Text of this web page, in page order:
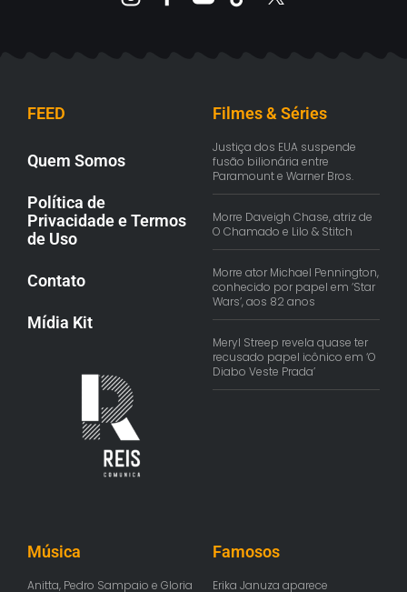
FEED
Quem Somos
Política de
Privacidade e Termos
de Uso
Contato
Mídia Kit
Filmes & Séries
Justiça dos EUA suspende
fusão bilionária entre
Paramount e Warner Bros.
Morre Daveigh Chase, atriz de
O Chamado e Lilo & Stitch
Morre ator Michael Pennington,
conhecido por papel em ‘Star
Wars’, aos 82 anos
Meryl Streep revela quase ter
recusado papel icônico em ‘O
Diabo Veste Prada’
Música
Anitta, Pedro Sampaio e Gloria
Famosos
Erika Januza aparece